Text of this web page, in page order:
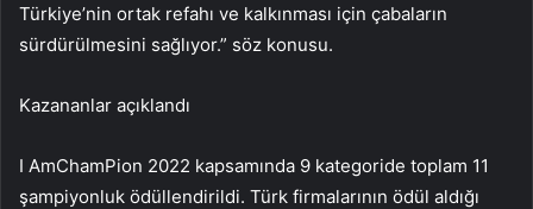
Türkiye’nin ortak refahı ve kalkınması için çabaların
sürdürülmesini sağlıyor.” söz konusu.
Kazananlar açıklandı
I AmChamPion 2022 kapsamında 9 kategoride toplam 11
şampiyonluk ödüllendirildi. Türk firmalarının ödül aldığı